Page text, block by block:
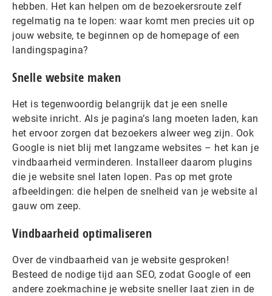
hebben. Het kan helpen om de bezoekersroute zelf
regelmatig na te lopen: waar komt men precies uit op
jouw website, te beginnen op de homepage of een
landingspagina?
Snelle website maken
Het is tegenwoordig belangrijk dat je een snelle
website inricht. Als je pagina’s lang moeten laden, kan
het ervoor zorgen dat bezoekers alweer weg zijn. Ook
Google is niet blij met langzame websites – het kan je
vindbaarheid verminderen. Installeer daarom plugins
die je website snel laten lopen. Pas op met grote
afbeeldingen: die helpen de snelheid van je website al
gauw om zeep.
Vindbaarheid optimaliseren
Over de vindbaarheid van je website gesproken!
Besteed de nodige tijd aan SEO, zodat Google of een
andere zoekmachine je website sneller laat zien in de